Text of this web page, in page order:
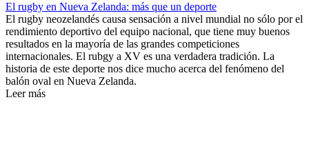
El rugby en Nueva Zelanda: más que un deporte
El rugby neozelandés causa sensación a nivel mundial no sólo por el
rendimiento deportivo del equipo nacional, que tiene muy buenos
resultados en la mayoría de las grandes competiciones
internacionales. El rubgy a XV es una verdadera tradición. La
historia de este deporte nos dice mucho acerca del fenómeno del
balón oval en Nueva Zelanda.
Leer más